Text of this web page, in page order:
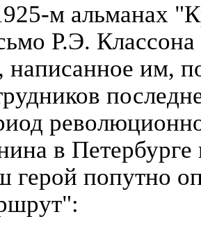
м альманах
Р.Э.
написанное им,
в
герой попутно